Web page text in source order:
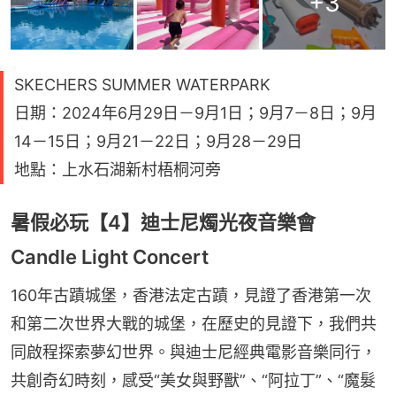
SKECHERS SUMMER WATERPARK
日期：2024年6月29日－9月1日；9月7－8日；9月
14－15日；9月21－22日；9月28－29日
地點：上水石湖新村梧桐河旁
暑假必玩【4】迪士尼燭光夜音樂會
Candle Light Concert
160年古蹟城堡，香港法定古蹟，見證了香港第一次
和第二次世界大戰的城堡，在歷史的見證下，我們共
同啟程探索夢幻世界。與迪士尼經典電影音樂同行，
共創奇幻時刻，感受“美女與野獸”、“阿拉丁”、“魔髮